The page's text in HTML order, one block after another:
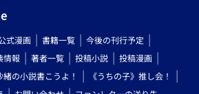
式漫画 書籍一覧
今後の刊行予定
情報
著者一覧 投稿小説
投稿漫画
の小説書こうよ！
《うちの子》推し会！